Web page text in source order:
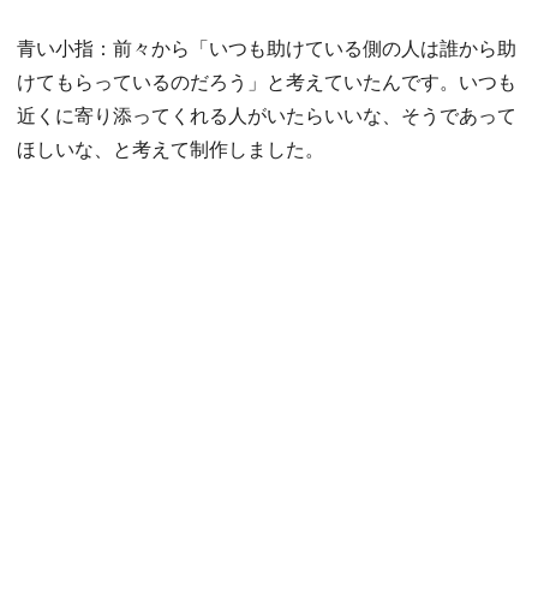
青い小指：前々から「いつも助けている側の人は誰から助
けてもらっているのだろう」と考えていたんです。いつも
近くに寄り添ってくれる人がいたらいいな、そうであって
ほしいな、と考えて制作しました。